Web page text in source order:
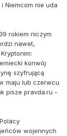
Niemcom nie uda
rokiem niczym
nawet,
konwój
szyfrującą
maju lub czerwcu
pisze pravda.ru -
wojennych